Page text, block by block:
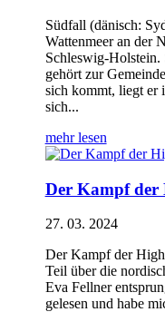
Südfall (dänisch:
Wattenmeer an der
Schleswig-Holstein.
gehört zur
sich kommt, liegt er
sich...
mehr lesen
Der Kampf der
27. 03. 2024
Der Kampf der
Teil über die
Eva Fellner
gelesen und habe